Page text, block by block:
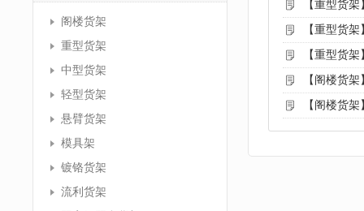
阁楼货架
重型货架
中型货架
轻型货架
悬臂货架
模具架
镀铬货架
流利货架
【重型货
【重型货
【重型货
【阁楼货
【阁楼货